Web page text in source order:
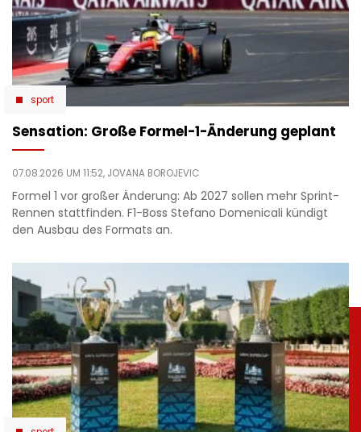
sport
Sensation: Große Formel-1-Änderung geplant
07.08.2026 UM 11:52, JOVANA BOROJEVIC
Formel 1 vor großer Änderung: Ab 2027 sollen mehr Sprint-
Rennen stattfinden. F1-Boss Stefano Domenicali kündigt
den Ausbau des Formats an.